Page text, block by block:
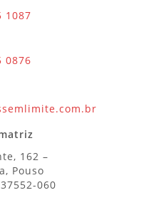
1087
0876
162 –
Pouso
060